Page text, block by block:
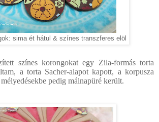
sima ét hátul & színes transzferes elöl
színes korongokat egy Zila-formás torta
a torta Sacher-alapot kapott, a korpusza
pedig málnapüré került.